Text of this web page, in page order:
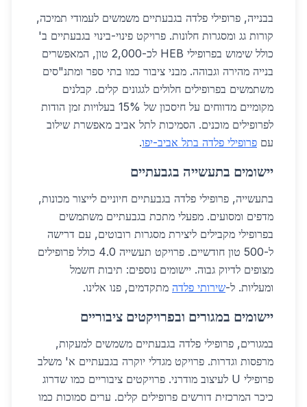
בבנייה, פרופילי פלדה בגבעתיים משמשים לעמודי תמיכה,
קורות גג ומסגרות חלונות. פרויקט פינוי-בינוי בגבעתיים ב'
כולל שימוש בפרופילי HEB לכ-2,000 טון, המאפשרים
בנייה מהירה וגבוהה. מבני ציבור כמו בתי ספר ומתנ"סים
משתמשים בפרופילים חלולים לגגונים קלים. קבלנים
מקומיים מדווחים על חיסכון של 15% בעלויות זמן הודות
לפרופילים מוכנים. הסמיכות לתל אביב מאפשרת שילוב
עם פרופילי פלדה בתל אביב-יפו.
יישומים בתעשייה בגבעתיים
בתעשייה, פרופילי פלדה בגבעתיים חיוניים לייצור מכונות,
מדפים ומסועים. מפעלי מתכת בגבעתיים משתמשים
בפרופילי מקבילים ליצירת מסגרות רובוטים, עם דרישה
ל-500 טון חודשיים. פרויקט תעשייה 4.0 כולל פרופילים
מצופים לדיוק גבוה. יישומים נוספים: תיבות חשמל
ומעליות. ל-שירותי פלדה מתקדמים, פנו אלינו.
יישומים במגורים ובפרויקטים ציבוריים
במגורים, פרופילי פלדה בגבעתיים משמשים למעקות,
מרפסות וגדרות. פרויקט מגדלי יוקרה בגבעתיים א' משלב
פרופילי U לעיצוב מודרני. פרויקטים ציבוריים כמו שדרוג
כיכר המרכזית דורשים פרופילים קלים. ערים סמוכות כמו